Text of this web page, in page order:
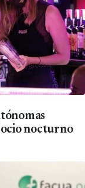
nocturno